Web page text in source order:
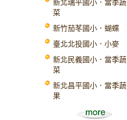
新北瑞平國小．當季蔬
菜
新竹茄苳國小．蝴蝶
臺北北投國小．小麥
新北民義國小．當季蔬
菜
新北昌平國小．當季蔬
果